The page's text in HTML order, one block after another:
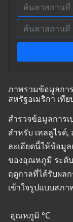
ภาพรวมข้อมูลกา
สหรัฐอเมริกา เที
สำรวจข้อมูลการ
สำหรับ เทลลูไรด์,
ละเอียดนี้ให้ข้อมู
ของอุณหภูมิ ระดั
ฤดูกาลที่ได้รับผล
เข้าใจรูปแบบสภ
อุณหภูมิ °C